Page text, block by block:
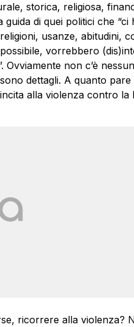
storica, religiosa,
guida di quei politici che “ci
usanze, abitudini,
vorrebbero
non c’è
dettagli. A quanto
alla violenza contro la
ricorrere alla violenza?